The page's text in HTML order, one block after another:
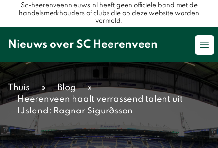
Sc-heerenveennieuws.nl heeft geen officiële band met de
handelsmerkhouders of clubs die op deze website worden
vermeld.
Nieuws over SC Heerenveen
Thuis » Blog
»
Heerenveen haalt verrassend talent uit
IJsland: Ragnar Sigurðsson